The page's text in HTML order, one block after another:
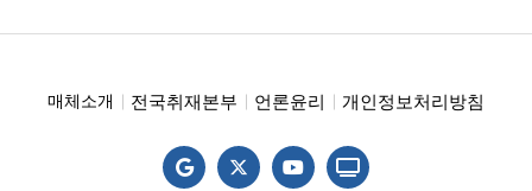
매체소개 전국취재본부 언론윤리 개인정보처리방침